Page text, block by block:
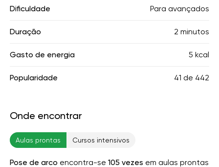
Dificuldade Para avançados
Duração 2 minutos
Gasto de energia 5 kcal
Popularidade 41 de 442
Onde encontrar
Aulas prontas Cursos intensivos
Pose de arco encontra-se 105 vezes em aulas prontas